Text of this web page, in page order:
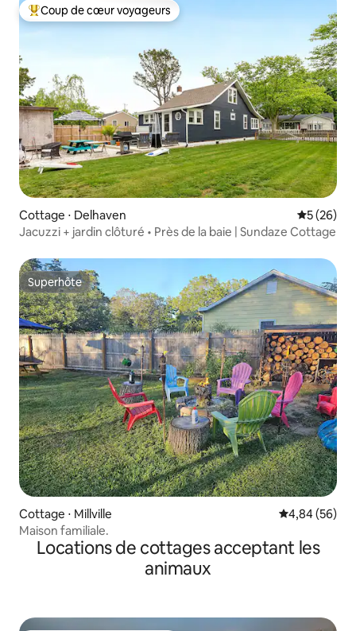
Coups de cœur voyageurs les plus appréciés
Coup de cœur voyageurs
Cottage ⋅ Delhaven
5 (26)
Jacuzzi + jardin clôturé • Près de la baie | Sundaze Cottage
Superhôte
Superhôte
Cottage ⋅ Millville Évaluation
4,84 (56)
Maison familiale.
Locations de cottages acceptant les
animaux